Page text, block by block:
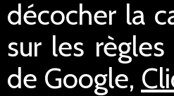
décocher la
sur les
de Google,